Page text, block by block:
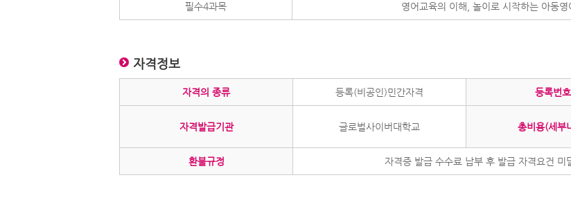
필수4과목 영어교육의 이해, 놀이로 시작하는 아동
자격정보
자격의 종류 등록(비공인)민간자격 등록번호
자격발급기관 글로벌사이버대학교 총비용(세부
환불규정 자격증 발급 수수료 납부 후 발급 자격요건